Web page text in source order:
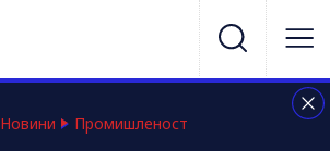
Промишленост